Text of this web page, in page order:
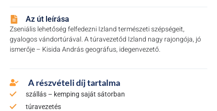
Az út leírása
Zseniális lehetőség felfedezni Izland természeti szépségeit,
gyalogos vándortúrával. A túravezetőd Izland nagy rajongója, jó
ismerője – Kisida András geográfus, idegenvezető.
A részvételi díj tartalma
szállás – kemping saját sátorban
túravezetés